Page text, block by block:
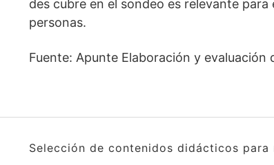
des cubre en el sondeo es relevante
personas.
Fuente: Apunte Elaboración y evaluación
Selección de contenidos didácticos para